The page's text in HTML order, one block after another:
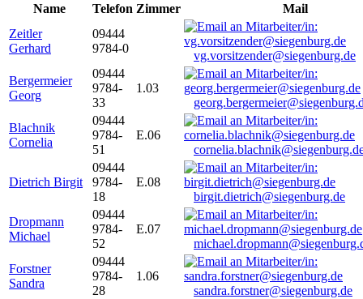
Name
Telefon Zimmer
Mail
Zeitler
Gerhard
09444
9784-0
vg.vorsitzender@siegenburg.de
Bergermeier
Georg
09444
9784-
33
1.03
Blachnik
Cornelia
09444
9784-
51
E.06
Dietrich Birgit
09444
9784-
18
E.08
birgit.dietrich@siegenburg.de
Dropmann
Michael
09444
9784-
52
E.07
Forstner
Sandra
09444
9784-
28
1.06
sandra.forstner@siegenburg.de